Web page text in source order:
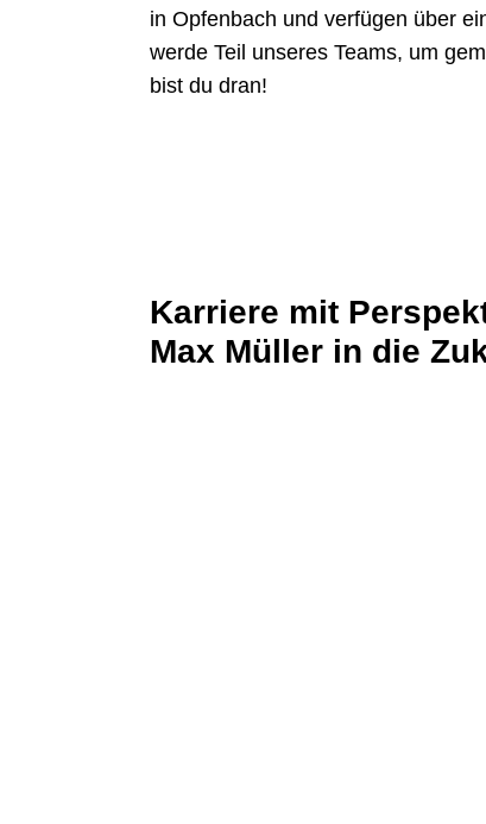
in Opfenbach und verfügen über
werde Teil unseres Teams, um
bist du dran!
Karriere mit
Max Müller in die